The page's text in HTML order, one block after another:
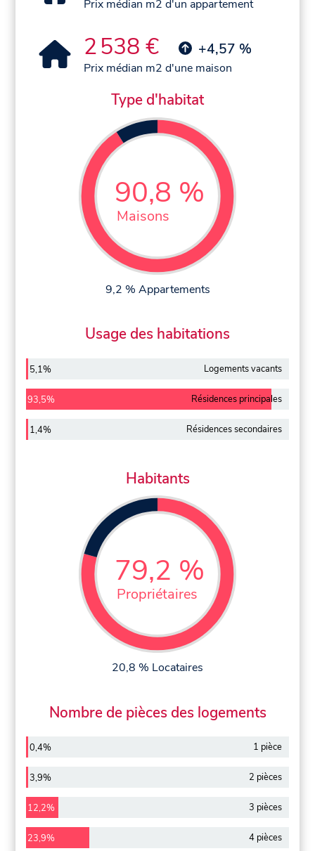
Prix médian m2 d'un appartement
2 538 € +4,57 %
Prix médian m2 d'une maison
Type d'habitat
90,8 %
Maisons
9,2 % Appartements
Usage des habitations
5,1% Logements vacants
93,5% Résidences principales
1,4% Résidences secondaires
Habitants
79,2 %
Propriétaires
20,8 % Locataires
Nombre de pièces des logements
0,4% 1 pièce
3,9% 2 pièces
12,2% 3 pièces
23,9% 4 pièces